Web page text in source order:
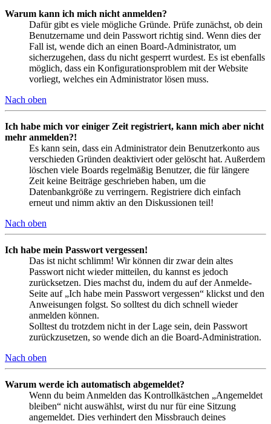
Warum kann ich mich nicht anmelden?
Dafür gibt es viele mögliche Gründe. Prüfe zunächst, ob dein
Benutzername und dein Passwort richtig sind. Wenn dies der
Fall ist, wende dich an einen Board-Administrator, um
sicherzugehen, dass du nicht gesperrt wurdest. Es ist ebenfalls
möglich, dass ein Konfigurationsproblem mit der Website
vorliegt, welches ein Administrator lösen muss.
Nach oben
Ich habe mich vor einiger Zeit registriert, kann mich aber nicht
mehr anmelden?!
Es kann sein, dass ein Administrator dein Benutzerkonto aus
verschieden Gründen deaktiviert oder gelöscht hat. Außerdem
löschen viele Boards regelmäßig Benutzer, die für längere
Zeit keine Beiträge geschrieben haben, um die
Datenbankgröße zu verringern. Registriere dich einfach
erneut und nimm aktiv an den Diskussionen teil!
Nach oben
Ich habe mein Passwort vergessen!
Das ist nicht schlimm! Wir können dir zwar dein altes
Passwort nicht wieder mitteilen, du kannst es jedoch
zurücksetzen. Dies machst du, indem du auf der Anmelde-
Seite auf „Ich habe mein Passwort vergessen“ klickst und den
Anweisungen folgst. So solltest du dich schnell wieder
anmelden können.
Solltest du trotzdem nicht in der Lage sein, dein Passwort
zurückzusetzen, so wende dich an die Board-Administration.
Nach oben
Warum werde ich automatisch abgemeldet?
Wenn du beim Anmelden das Kontrollkästchen „Angemeldet
bleiben“ nicht auswählst, wirst du nur für eine Sitzung
angemeldet. Dies verhindert den Missbrauch deines